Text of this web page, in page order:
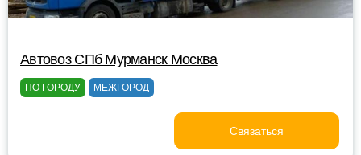
Автовоз СПб Мурманск Москва
ПО ГОРОДУ МЕЖГОРОД
Связаться